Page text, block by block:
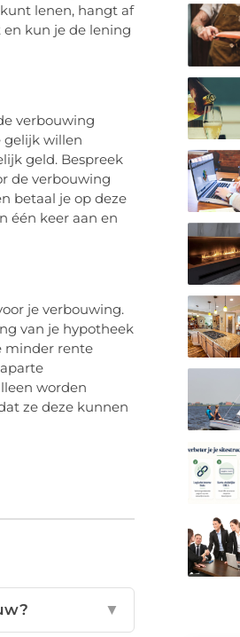
lenen, hangt af
kun je de lening
verbouwing
gelijk willen
geld. Bespreek
de verbouwing
betaal je op deze
één keer aan en
je verbouwing.
van je hypotheek
minder rente
worden
ze deze kunnen
▼